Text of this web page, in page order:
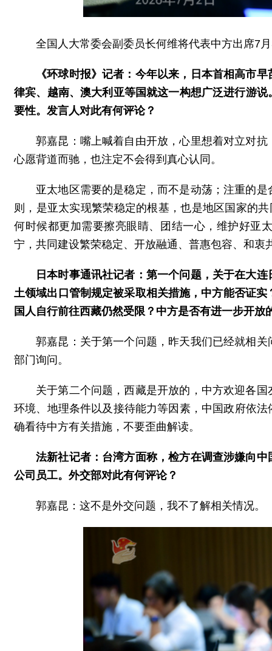
全国人大常委会副委员长何维将代表中方出席7
《环球时报》记者：今年以来，日本首相高市
律宾、越南、澳大利亚等国就这一构想广泛进行游
要性。发言人对此有何评论？
郭嘉昆：嘴上喊着自由开放，心里想着对立对
心愿背道而驰，也注定不会得到真心认同。
亚太地区需要的是稳定，而不是动荡；注重的
则，是亚太实现繁荣稳定的根基，也是地区国家的
何时候都更加需要擦亮眼睛、团结一心，维护好亚
宁，共同建设繁荣稳定、开放融通、普惠包容、和衷
日本时事通讯社记者：第一个问题，关于在大
土领域出口管制规定被采取相关措施，中方能否证
国人自行前往西藏仍然受限？中方是否有进一步开
郭嘉昆：关于第一个问题，昨天我们已经就相
部门询问。
关于第二个问题，西藏是开放的，中方欢迎各
环境、地理条件以及接待能力等因素，中国政府依
确看待中方有关措施，不要歪曲解读。
法新社记者：台湾方面称，检方在调查涉嫌向
公司员工。外交部对此有何评论？
郭嘉昆：这不是外交问题，我不了解相关情况。